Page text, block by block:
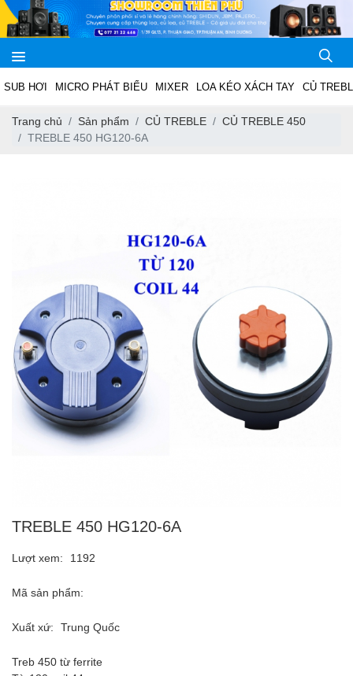
SUB HƠI MICRO PHÁT BIỂU MIXER LOA KÉO XÁCH TAY CỦ
Trang chủ Sản phẩm CỦ TREBLE
CỦ TREBLE 450
TREBLE 450 HG120-6A
TREBLE 450 HG120-6A
Lượt xem: 1192
Mã sản phẩm:
Xuất xứ: Trung Quốc
Treb 450 từ ferrite